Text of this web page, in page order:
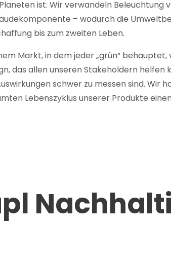
ist. Wir verwandeln Beleuchtung
– wodurch die
bis zum zweiten Leben.
Markt, in dem jeder „grün“
das allen unseren Stakeholdern helfen
schwer zu messen sind. Wir
Lebenszyklus unserer Produkte